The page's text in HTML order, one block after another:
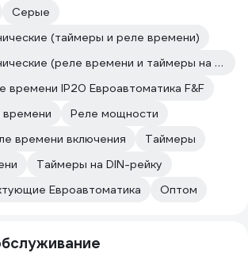
термометр внутри
дымосос на
подождав пока
и приготовив
их в топку и пошел
делам, после
"дымосос"
процесс внутри
регулятора оборотов
Серые
(таймеры и реле времени)
Электро-механические (реле времени и таймеры на DIN-рейку)
времени IP20 Евроавтоматика F&F
времени
Реле мощности
времени включения
Таймеры
Таймеры на DIN-рейку
Евроавтоматика
Оптом